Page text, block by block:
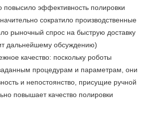
повысило эффективность полировки
сократило производственные
рыночный спрос на быструю доставку
дальнейшему обсуждению)
качество: поскольку роботы
процедурам и параметрам, они
и непостоянство, присущие ручной
повышает качество полировки